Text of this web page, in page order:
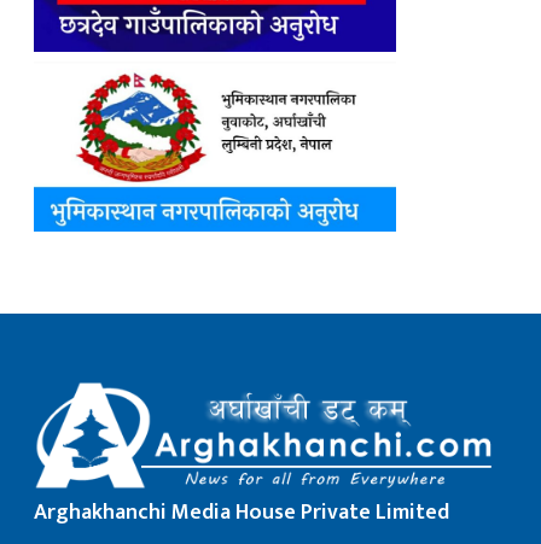
Arghakhanchi Media House Private Limited